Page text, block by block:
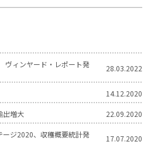
ィンヤード・レポート発
28.03.2022
14.12.2020
出増大 22.09.2020
ージ2020、収穫概要統計発
17.07.2020